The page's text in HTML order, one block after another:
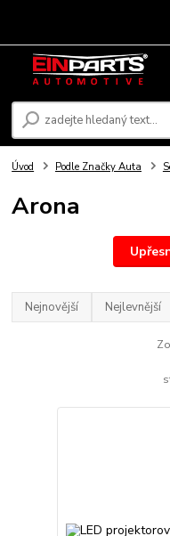
Úvod Podle Značky Auta
Arona
Nejnovější Nejlevnější